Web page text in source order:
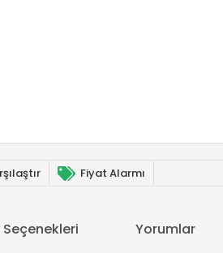
Fiyat Alarmı
Yorumlar